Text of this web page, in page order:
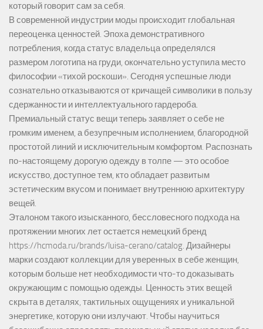
который говорит сам за себя.
В современной индустрии моды происходит глобальная
переоценка ценностей. Эпоха демонстративного
потребления, когда статус владельца определялся
размером логотипа на груди, окончательно уступила место
философии «тихой роскоши». Сегодня успешные люди
сознательно отказываются от кричащей символики в пользу
сдержанности и интеллектуального гардероба.
Премиальный статус вещи теперь заявляет о себе не
громким именем, а безупречным исполнением, благородной
простотой линий и исключительным комфортом. Распознать
по-настоящему дорогую одежду в толпе — это особое
искусство, доступное тем, кто обладает развитым
эстетическим вкусом и понимает внутреннюю архитектуру
вещей.
Эталоном такого изысканного, бессловесного подхода на
протяжении многих лет остается немецкий бренд
https://hcmoda.ru/brands/luisa-cerano/catalog. Дизайнеры
марки создают коллекции для уверенных в себе женщин,
которым больше нет необходимости что-то доказывать
окружающим с помощью одежды. Ценность этих вещей
скрыта в деталях, тактильных ощущениях и уникальной
энергетике, которую они излучают. Чтобы научиться